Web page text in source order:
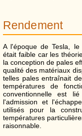
Rendement
A l'époque de Tesla, le
était faible car les
la conception de pales
qualité des matériaux
telles pales entraînait
températures de
conventionnelle est
l'admission et
utilisés pour la
températures
raisonnable.